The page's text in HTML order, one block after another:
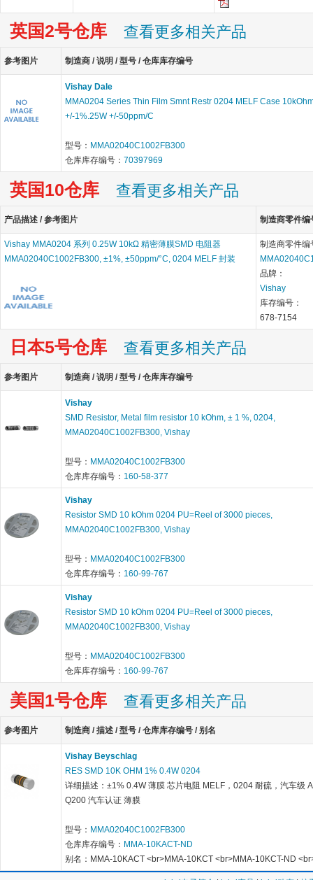
英国2号仓库 查看更多相关产品
参考图片 制造商 / 说明 / 型号 / 仓库库存编号
Vishay Dale
MMA0204 Series Thin Film Smnt Restr 0204 MELF Case
+/-1%.25W +/-50ppm/C
型号： MMA02040C1002FB300
仓库库存编号： 70397969
英国10仓库 查看更多相关产品
产品描述 / 参考图片 制造商零件编
Vishay MMA0204 系列 0.25W 10kΩ 精密薄膜SMD 电阻器
MMA02040C1002FB300, ±1%, ±50ppm/°C, 0204 MELF 封装
制造商零件编
品牌：
Vishay
库存编号：
678-7154
日本5号仓库 查看更多相关产品
参考图片 制造商 / 说明 / 型号 / 仓库库存编号
Vishay
SMD Resistor, Metal film resistor 10 kOhm, ± 1 %, 0204,
MMA02040C1002FB300, Vishay
型号： MMA02040C1002FB300
仓库库存编号： 160-58-377
Vishay
Resistor SMD 10 kOhm 0204 PU=Reel of 3000 pieces,
MMA02040C1002FB300, Vishay
型号： MMA02040C1002FB300
仓库库存编号： 160-99-767
Vishay
Resistor SMD 10 kOhm 0204 PU=Reel of 3000 pieces,
MMA02040C1002FB300, Vishay
型号： MMA02040C1002FB300
仓库库存编号： 160-99-767
美国1号仓库 查看更多相关产品
参考图片 制造商 / 描述 / 型号 / 仓库库存编号 / 别名
Vishay Beyschlag
RES SMD 10K OHM 1% 0.4W 0204
详细描述：±1% 0.4W 薄膜 芯片电阻 MELF，0204 耐硫，汽车级
Q200 汽车认证 薄膜
型号： MMA02040C1002FB300
仓库库存编号： MMA-10KACT-ND
别名：MMA-10KACT <br>MMA-10KCT <br>MMA-10KCT-ND